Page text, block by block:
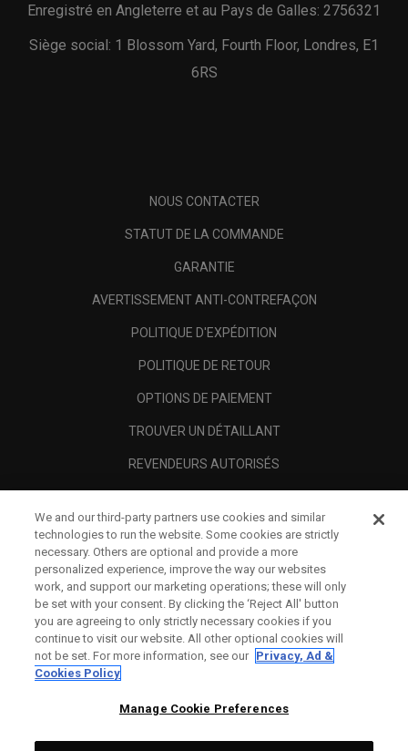
Enregistré en Angleterre et au Pays de Galles: 2756321
Siège social: 1 Blossom Yard, Fourth Floor, Londres, E1
6RS
NOUS CONTACTER
STATUT DE LA COMMANDE
GARANTIE
AVERTISSEMENT ANTI-CONTREFAÇON
POLITIQUE D'EXPÉDITION
POLITIQUE DE RETOUR
OPTIONS DE PAIEMENT
TROUVER UN DÉTAILLANT
REVENDEURS AUTORISÉS
A PROPOS
MENTIONS LÉGALES
We and our third-party partners use cookies and similar
technologies to run the website. Some cookies are strictly
necessary. Others are optional and provide a more
personalized experience, improve the way our websites
work, and support our marketing operations; these will only
be set with your consent. By clicking the ‘Reject All' button
you are agreeing to only strictly necessary cookies if you
continue to visit our website. All other optional cookies will
not be set. For more information, see our Privacy, Ad &
Cookies Policy
Manage Cookie Preferences